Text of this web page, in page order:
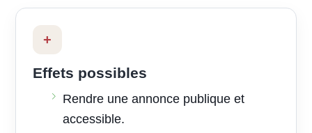
+
Effets possibles
Rendre une annonce publique et
accessible.